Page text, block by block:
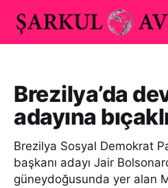
Brezilya’da
adayına
Brezilya Sosyal Demokrat
başkanı adayı Jair
güneydoğusunda yer alan